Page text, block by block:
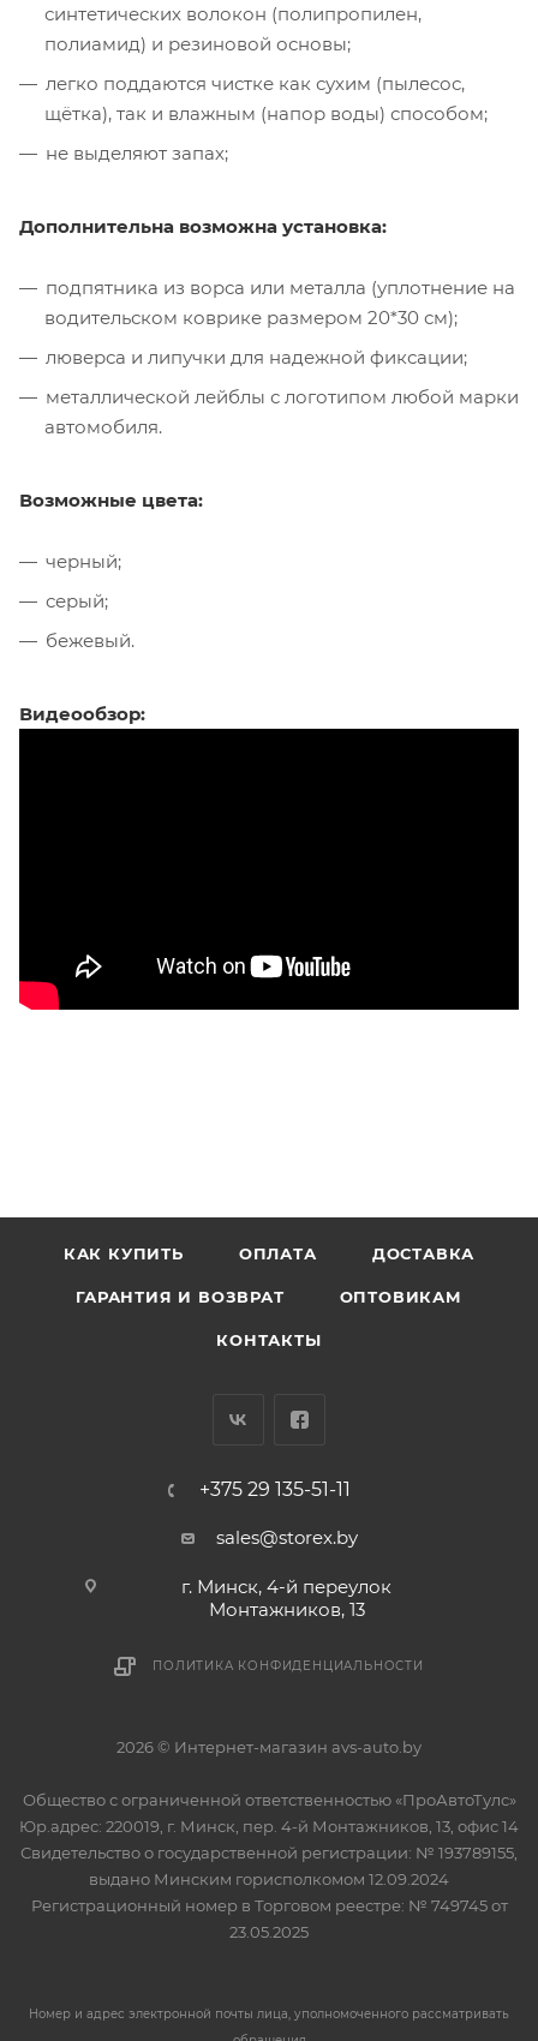
синтетических волокон (полипропилен,
полиамид) и резиновой основы;
легко поддаются чистке как сухим (пылесос,
щётка), так и влажным (напор воды) способом;
не выделяют запах;
Дополнительна возможна установка:
подпятника из ворса или металла (уплотнение на
водительском коврике размером 20*30 см);
люверса и липучки для надежной фиксации;
металлической лейблы с логотипом любой марки
автомобиля.
Возможные цвета:
черный;
серый;
бежевый.
Видеообзор:
КАК КУПИТЬ ОПЛАТА ДОСТАВКА
ГАРАНТИЯ И ВОЗВРАТ ОПТОВИКАМ
КОНТАКТЫ
+375 29 135-51-11
sales@storex.by
г. Минск, 4-й переулок
Монтажников, 13
ПОЛИТИКА КОНФИДЕНЦИАЛЬНОСТИ
2026 © Интернет-магазин avs-auto.by
Общество с ограниченной ответственностью «ПроАвтоТулс»
Юр.адрес: 220019, г. Минск, пер. 4-й Монтажников, 13, офис 14
Свидетельство о государственной регистрации: № 193789155,
выдано Минским горисполкомом 12.09.2024
Регистрационный номер в Торговом реестре: № 749745 от
23.05.2025
Номер и адрес электронной почты лица, уполномоченного рассматривать